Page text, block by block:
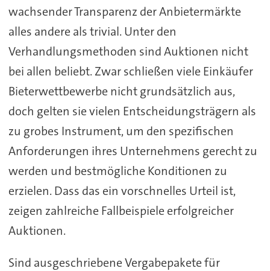
wachsender Transparenz der Anbietermärkte
alles andere als trivial. Unter den
Verhandlungsmethoden sind Auktionen nicht
bei allen beliebt. Zwar schließen viele Einkäufer
Bieterwettbewerbe nicht grundsätzlich aus,
doch gelten sie vielen Entscheidungsträgern als
zu grobes Instrument, um den spezifischen
Anforderungen ihres Unternehmens gerecht zu
werden und bestmögliche Konditionen zu
erzielen. Dass das ein vorschnelles Urteil ist,
zeigen zahlreiche Fallbeispiele erfolgreicher
Auktionen.
Sind ausgeschriebene Vergabepakete für